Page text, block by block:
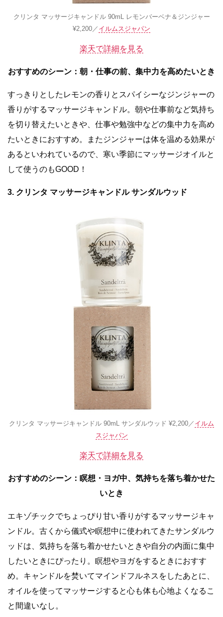
クリンタ マッサージキャンドル 90mL レモンバーベナ＆ジンジャー
¥2,200／ イルムスジャパン
楽天で詳細を見る
おすすめのシーン：朝・仕事の前、集中力を高めたいとき
すっきりとしたレモンの香りとスパイシーなジンジャーの
香りがするマッサージキャンドル。朝や仕事前など気持ち
を切り替えたいときや、仕事や勉強中などの集中力を高め
たいときにおすすめ。またジンジャーは体を温める効果が
あるといわれているので、寒い季節にマッサージオイルと
して使うのもGOOD！
3. クリンタ マッサージキャンドル サンダルウッド
クリンタ マッサージキャンドル 90mL サンダルウッド ¥2,200／ イルム
スジャパン
楽天で詳細を見る
おすすめのシーン：瞑想・ヨガ中、気持ちを落ち着かせた
いとき
エキゾチックでちょっぴり甘い香りがするマッサージキャ
ンドル。古くから儀式や瞑想中に使われてきたサンダルウ
ッドは、気持ちを落ち着かせたいときや自分の内面に集中
したいときにぴったり。瞑想やヨガをするときにおすす
め。キャンドルを焚いてマインドフルネスをしたあとに、
オイルを使ってマッサージすると心も体も心地よくなるこ
と間違いなし。